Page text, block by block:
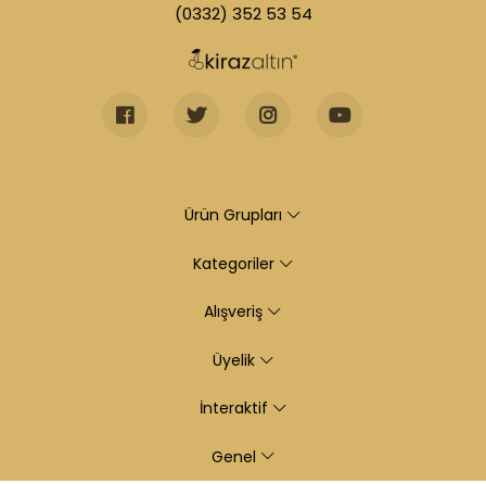
(0332) 352 53 54
Ürün Grupları
Kategoriler
Alışveriş
Üyelik
İnteraktif
Genel